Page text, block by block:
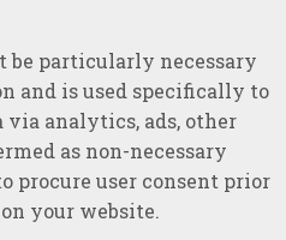
be particularly necessary
and is used specifically to
via analytics, ads, other
as non-necessary
procure user consent prior
your website.